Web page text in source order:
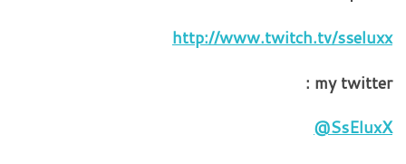
http://www.twitch.tv/sseluxx
my twitter :
SsEluxX@